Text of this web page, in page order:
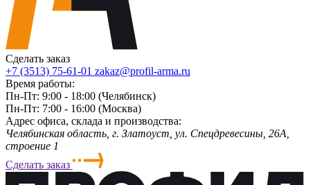
Сделать заказ
+7 (3513) 75-61-01 zakaz@profil-arma.ru
Время работы:
Пн-Пт: 9:00 - 18:00 (Челябинск)
Пн-Пт: 7:00 - 16:00 (Москва)
Адрес офиса, склада и производства:
Челябинская область, г. Злaтoycт, ул. Спецдревесины, 26А,
строение 1
Сделать заказ